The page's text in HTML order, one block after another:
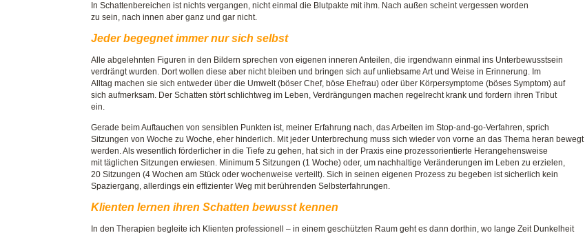
In Schattenbereichen ist nichts vergangen, nicht einmal die Blutpakte mit ihm. Nach außen scheint vergessen worden
zu sein, nach innen aber ganz und gar nicht.
Jeder begegnet immer nur sich selbst
Alle abgelehnten Figuren in den Bildern sprechen von eigenen inneren Anteilen, die irgendwann einmal ins Unterbewusstsein
verdrängt wurden. Dort wollen diese aber nicht bleiben und bringen sich auf unliebsame Art und Weise in Erinnerung. Im
Alltag machen sie sich entweder über die Umwelt (böser Chef, böse Ehefrau) oder über Körpersymptome (böses Symptom) auf
sich aufmerksam. Der Schatten stört schlichtweg im Leben, Verdrängungen machen regelrecht krank und fordern ihren Tribut
ein.
Gerade beim Auftauchen von sensiblen Punkten ist, meiner Erfahrung nach, das Arbeiten im Stop-and-go-Verfahren, sprich
Sitzungen von Woche zu Woche, eher hinderlich. Mit jeder Unterbrechung muss sich wieder von vorne an das Thema heran bewegt
werden. Als wesentlich förderlicher in die Tiefe zu gehen, hat sich in der Praxis eine prozessorientierte Herangehensweise
mit täglichen Sitzungen erwiesen. Minimum 5 Sitzungen (1 Woche) oder, um nachhaltige Veränderungen im Leben zu erzielen,
20 Sitzungen (4 Wochen am Stück oder wochenweise verteilt). Sich in seinen eigenen Prozess zu begeben ist sicherlich kein
Spaziergang, allerdings ein effizienter Weg mit berührenden Selbsterfahrungen.
Klienten lernen ihren Schatten bewusst kennen
In den Therapien begleite ich Klienten professionell – in einem geschützten Raum geht es dann dorthin, wo lange Zeit Dunkelheit